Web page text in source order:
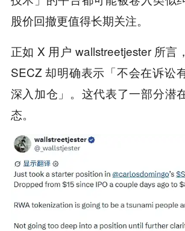
股价回撤更值得长期关注。
正如 X 用户 wallstreetjester 所言
SECZ 却明确表示「不会在诉讼
深入加仓」。这代表了一部分潜
态。